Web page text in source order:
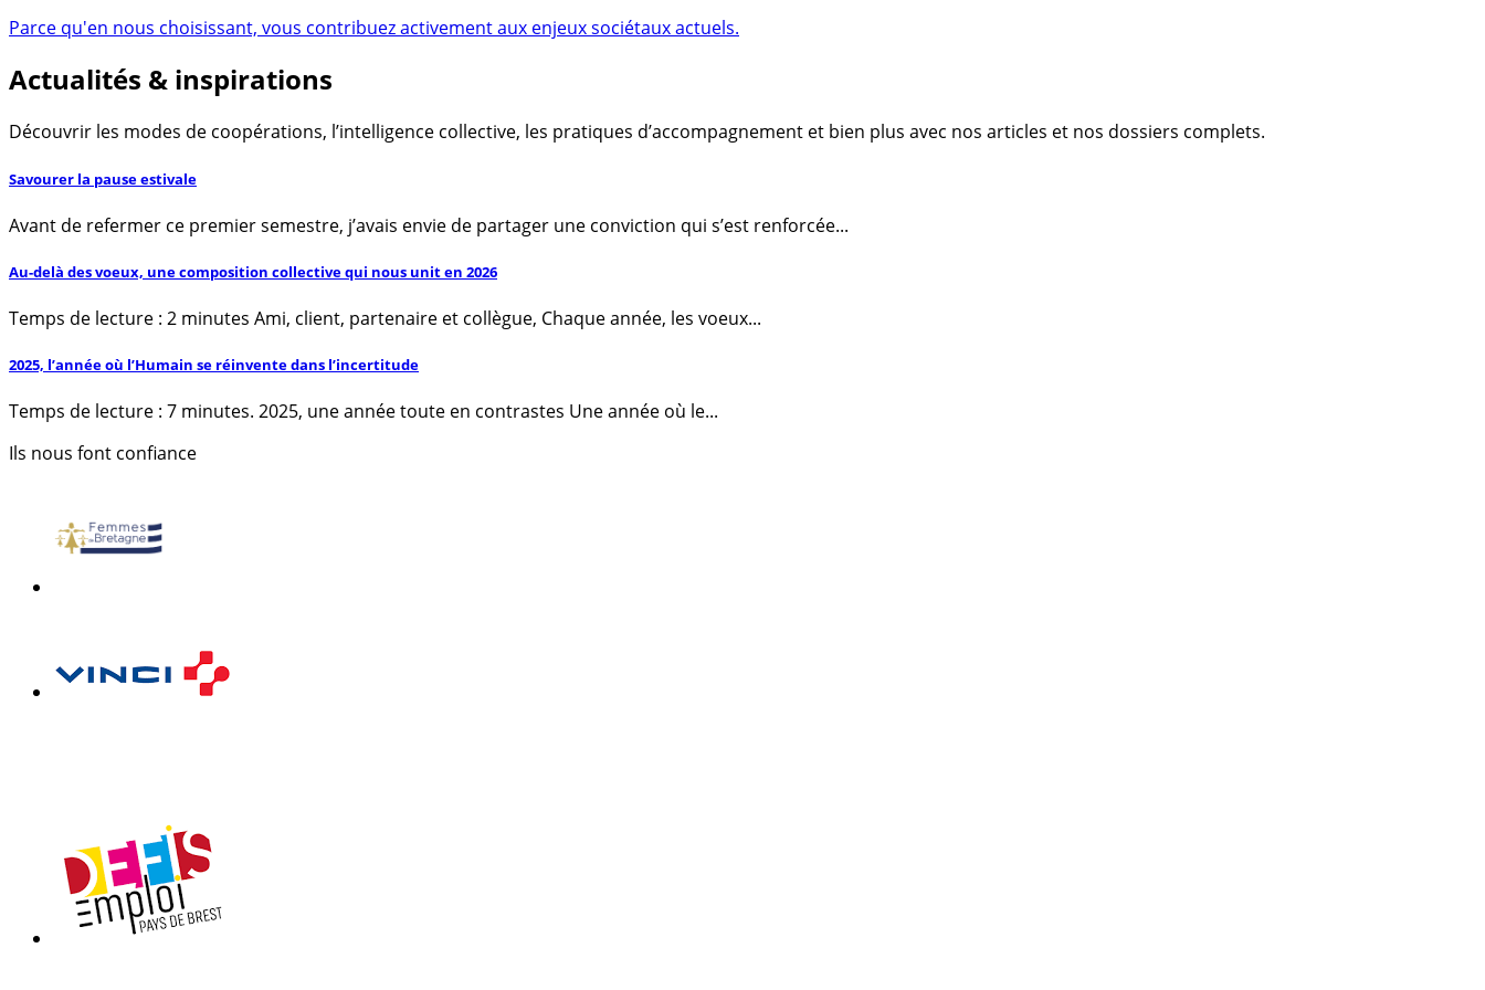
Parce qu'en nous choisissant, vous contribuez activement aux enjeux sociétaux actuels.
Actualités & inspirations
Découvrir les modes de coopérations, l’intelligence collective, les pratiques d’accompagnement et bien plus avec nos articles et nos dossiers complets.
Savourer la pause estivale
Avant de refermer ce premier semestre, j’avais envie de partager une conviction qui s’est renforcée...
Au-delà des voeux, une composition collective qui nous unit en 2026
Temps de lecture : 2 minutes Ami, client, partenaire et collègue, Chaque année, les voeux...
2025, l’année où l’Humain se réinvente dans l’incertitude
Temps de lecture : 7 minutes. 2025, une année toute en contrastes Une année où le...
Ils nous font confiance